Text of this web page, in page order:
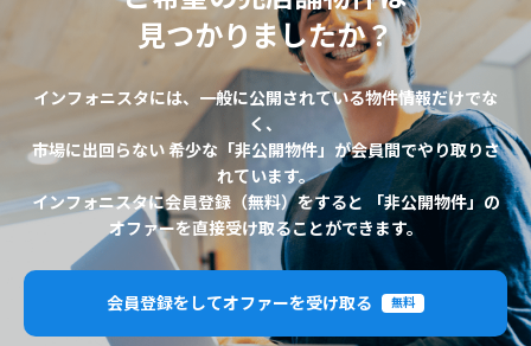
見つかりましたか？
インフォニスタには、一般に公開されている物件情報だけでな
く、
市場に出回らない 希少な「非公開物件」が会員間でやり取りさ
れています。
インフォニスタに会員登録（無料）をすると 「非公開物件」の
オファーを直接受け取ることができます。
会員登録をしてオファーを受け取る 無料